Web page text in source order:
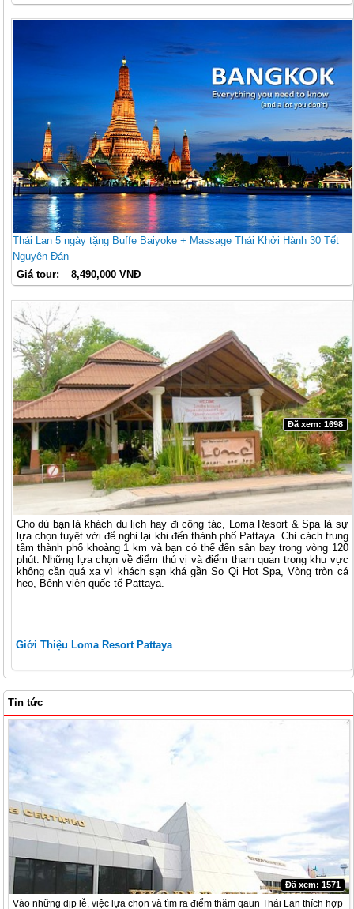
Thái Lan 5 ngày tặng Buffe Baiyoke + Massage Thái Khởi Hành 30 Tết
Nguyên Đán
Giá tour:
8,490,000 VNĐ
Cho dù bạn là khách du lịch hay đi công tác, Loma Resort & Spa là sự
lựa chọn tuyệt vời để nghỉ lại khi đến thành phố Pattaya. Chỉ cách trung
tâm thành phố khoảng 1 km và bạn có thể đến sân bay trong vòng 120
phút. Những lựa chọn về điểm thú vị và điểm tham quan trong khu vực
không cần quá xa vì khách sạn khá gần So Qi Hot Spa, Vòng tròn cá
heo, Bệnh viện quốc tế Pattaya.
Đã xem: 1698
Giới Thiệu Loma Resort Pattaya
Tin tức
Vào những dịp lễ, việc lựa chọn và tìm ra điểm thăm qaun Thái Lan thích hợp
Đã xem: 1571